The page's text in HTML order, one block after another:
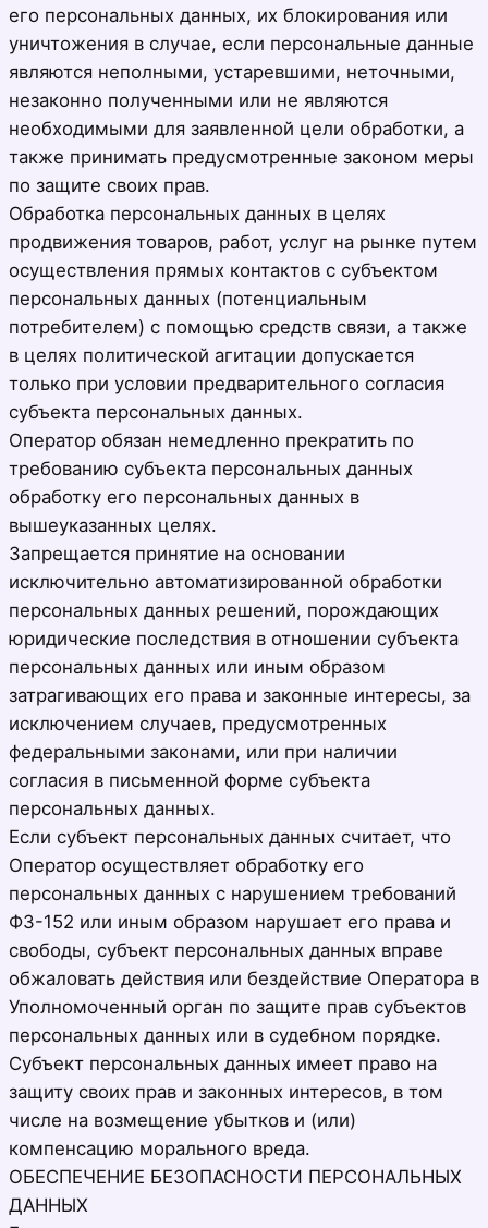
его персональных данных, их блокирования или
уничтожения в случае, если персональные данные
являются неполными, устаревшими, неточными,
незаконно полученными или не являются
необходимыми для заявленной цели обработки, а
также принимать предусмотренные законом меры
по защите своих прав.
Обработка персональных данных в целях
продвижения товаров, работ, услуг на рынке путем
осуществления прямых контактов с субъектом
персональных данных (потенциальным
потребителем) с помощью средств связи, а также
в целях политической агитации допускается
только при условии предварительного согласия
субъекта персональных данных.
Оператор обязан немедленно прекратить по
требованию субъекта персональных данных
обработку его персональных данных в
вышеуказанных целях.
Запрещается принятие на основании
исключительно автоматизированной обработки
персональных данных решений, порождающих
юридические последствия в отношении субъекта
персональных данных или иным образом
затрагивающих его права и законные интересы, за
исключением случаев, предусмотренных
федеральными законами, или при наличии
согласия в письменной форме субъекта
персональных данных.
Если субъект персональных данных считает, что
Оператор осуществляет обработку его
персональных данных с нарушением требований
ФЗ-152 или иным образом нарушает его права и
свободы, субъект персональных данных вправе
обжаловать действия или бездействие Оператора в
Уполномоченный орган по защите прав субъектов
персональных данных или в судебном порядке.
Субъект персональных данных имеет право на
защиту своих прав и законных интересов, в том
числе на возмещение убытков и (или)
компенсацию морального вреда.
ОБЕСПЕЧЕНИЕ БЕЗОПАСНОСТИ ПЕРСОНАЛЬНЫХ
ДАННЫХ